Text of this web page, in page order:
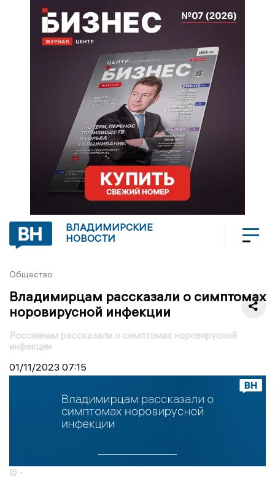
ВЛАДИМИРСКИЕ
НОВОСТИ
Общество
Владимирцам рассказали о симптомах
норовирусной инфекции
Россиянам рассказали о симптомах норовирусной
инфекции
01/11/2023 07:15
© -